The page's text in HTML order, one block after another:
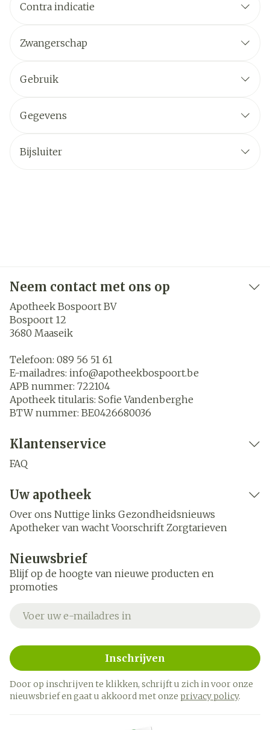
Contra indicatie
Zwangerschap
Gebruik
Gegevens
Bijsluiter
Neem contact met ons op
Apotheek Bospoort BV
Bospoort 12
3680 Maaseik
Telefoon: 089 56 51 61
E-mailadres: info@apotheekbospoort.be
APB nummer: 722104
Apotheek titularis: Sofie Vandenberghe
BTW nummer: BE0426680036
Klantenservice
FAQ
Uw apotheek
Over ons Nuttige links Gezondheidsnieuws
Apotheker van wacht Voorschrift Zorgtarieven
Nieuwsbrief
Blijf op de hoogte van nieuwe producten en
promoties
Inschrijven
Door op inschrijven te klikken, schrijft u zich in voor onze
nieuwsbrief en gaat u akkoord met onze privacy policy.